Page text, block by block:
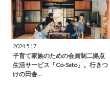
2024.5.17
子育て家族のための会員制二拠点
生活サービス「Co-Sato」。行きつ
けの田舎…